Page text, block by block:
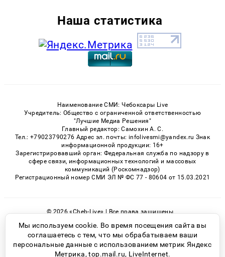
Наша статистика
Наименование СМИ: Чебоксары Live
Учредитель: Общество с ограниченной ответственностью
"Лучшие Медиа Решения"
Главный редактор: Самохин А. С.
Тел.: +79023790276 Адрес эл. почты: infolivesmi@yandex.ru Знак
информационной продукции: 16+
Зарегистрировавший орган: Федеральная служба по надзору в
сфере связи, информационных технологий и массовых
коммуникаций (Роскомнадзор)
Регистрационный номер СМИ ЭЛ № ФС 77 - 80604 от 15.03.2021
© 2026 «Cheb-Live» | Все права защищены
Возрастная категория сайта 16+
Политика конфиденциальности
Мы используем cookie. Во время посещения сайта вы
соглашаетесь с тем, что мы обрабатываем ваши
персональные данные с использованием метрик Яндекс
Метрика, top.mail.ru, LiveInternet.